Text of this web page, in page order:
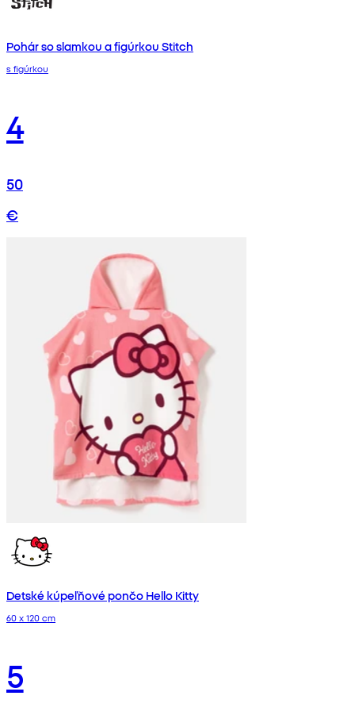
Pohár so slamkou a figúrkou Stitch
s figúrkou
4
50
€
Detské kúpeľňové pončo Hello Kitty
60 x 120 cm
5